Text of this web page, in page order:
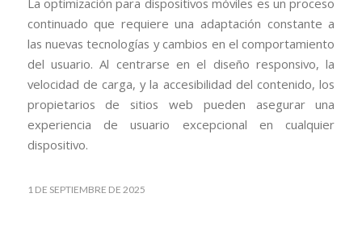
La optimización para dispositivos móviles es un proceso
continuado que requiere una adaptación constante a
las nuevas tecnologías y cambios en el comportamiento
del usuario. Al centrarse en el diseño responsivo, la
velocidad de carga, y la accesibilidad del contenido, los
propietarios de sitios web pueden asegurar una
experiencia de usuario excepcional en cualquier
dispositivo.
1 DE SEPTIEMBRE DE 2025